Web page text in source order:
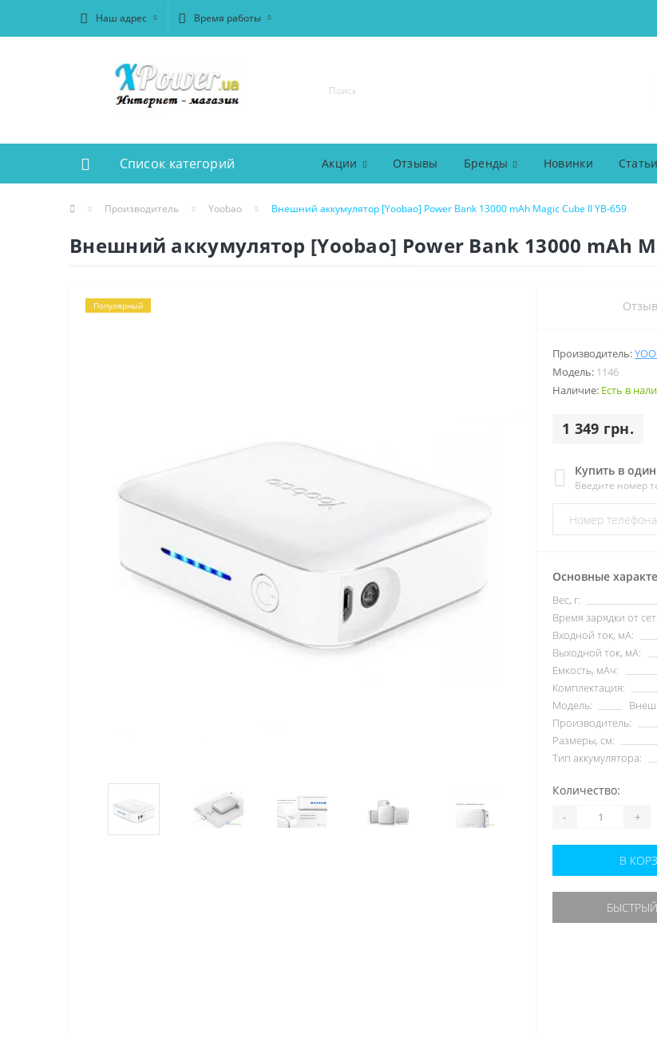
Наш адрес Время работы
Список категорий Акции Отзывы Бренды Новинки Статьи
Производитель Yoobao Внешний аккумулятор [Yoobao] Power Bank 13000 mAh Magic Cube II YB-659
Внешний аккумулятор [Yoobao] Power Bank 13000 mAh
Популярный
Производитель:
Модель: 1146
Наличие: Есть в
1 349 грн.
Купить в
Введите номер
Основные
Вес, г:
Время зарядки от
Входной ток, мА:
Выходной ток, мА:
Емкость, мАч:
Комплектация:
Модель:
Производитель:
Размеры, см:
Тип аккумулятора:
Количество:
- +
В